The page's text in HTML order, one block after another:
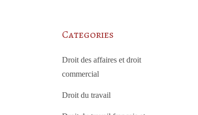
Categories
Droit des affaires et droit
commercial
Droit du travail